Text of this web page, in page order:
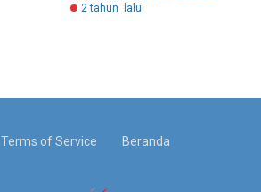
2 tahun lalu
Terms of Service Beranda